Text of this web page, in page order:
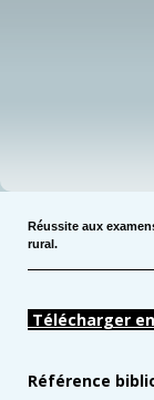
Réussite aux
rural.
Télécharger
Référence